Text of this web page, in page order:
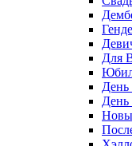
Для
День
День